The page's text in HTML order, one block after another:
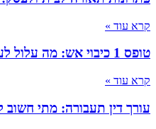
קרא עוד »
טופס 1 כיבוי אש: מה עלול לעכב את האישור?
קרא עוד »
עורך דין תעבורה: מתי חשוב